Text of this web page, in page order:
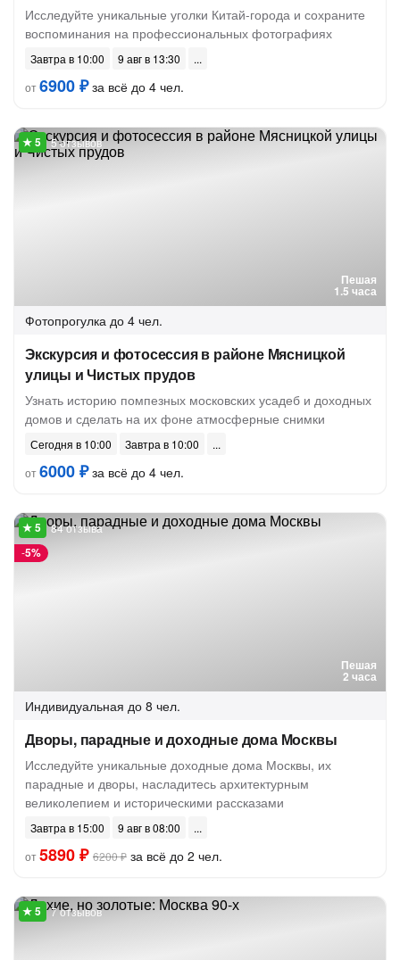
Исследуйте уникальные уголки Китай-города и сохраните
воспоминания на профессиональных фотографиях
Завтра в 10:00
9 авг в 13:30
от6900 ₽за всё до 4 чел.
Пешая
1.5 часа
5 отзывов
Фотопрогулка до 4 чел.
Экскурсия и фотосессия в районе Мясницкой
улицы и Чистых прудов
Узнать историю помпезных московских усадеб и доходных
домов и сделать на их фоне атмосферные снимки
Сегодня в 10:00
Завтра в 10:00
от6000 ₽за всё до 4 чел.
Пешая
2 часа
-5%
84 отзыва
Индивидуальная до 8 чел.
Дворы, парадные и доходные дома Москвы
Исследуйте уникальные доходные дома Москвы, их
парадные и дворы, насладитесь архитектурным
великолепием и историческими рассказами
Завтра в 15:00
9 авг в 08:00
от5890 ₽ 6200 ₽ за всё до 2 чел.
7 отзывов